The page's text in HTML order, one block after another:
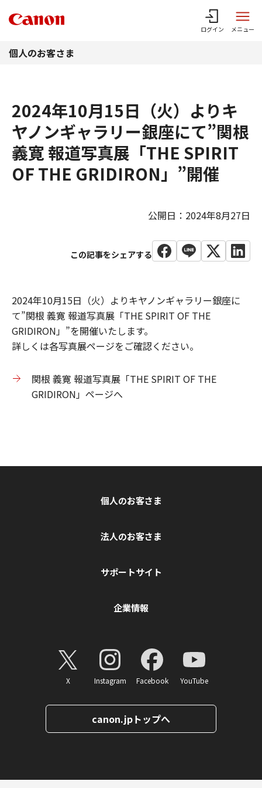
ログイン メニュー
個人のお客さま
2024年10月15日（火）よりキ
ヤノンギャラリー銀座にて”関根
義寛 報道写真展「THE SPIRIT
OF THE GRIDIRON」”開催
公開日：2024年8月27日
2024年10月15日（火）よりキヤノンギャラリー銀座に
て”関根 義寛 報道写真展「THE SPIRIT OF THE
GRIDIRON」”を開催いたします。
詳しくは各写真展ページをご確認ください。
関根 義寛 報道写真展「THE SPIRIT OF THE
GRIDIRON」ページへ
個人のお客さま
法人のお客さま
サポートサイト
企業情報
X Instagram Facebook YouTube
canon.jpトップへ